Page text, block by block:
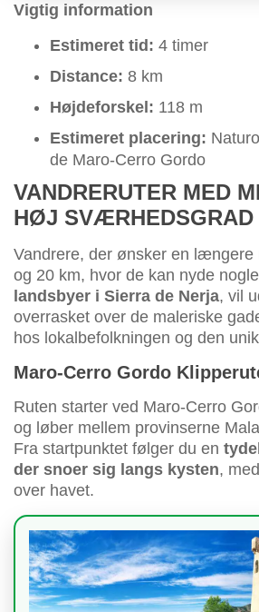
Vigtig information
Estimeret tid: 4 timer
Distance: 8 km
Højdeforskel: 118 m
Estimeret placering:
de Maro-Cerro Gordo
VANDRERUTER MED
HØJ SVÆRHEDSGRAD
Vandrere, der ønsker en længere
og 20 km, hvor de kan nyde
landsbyer i Sierra de Nerja, vil
overrasket over de maleriske
hos lokalbefolkningen og den
Maro-Cerro Gordo
Ruten starter ved Maro-Cerro
og løber mellem provinserne
Fra startpunktet følger du en
der snoer sig langs kysten,
over havet.